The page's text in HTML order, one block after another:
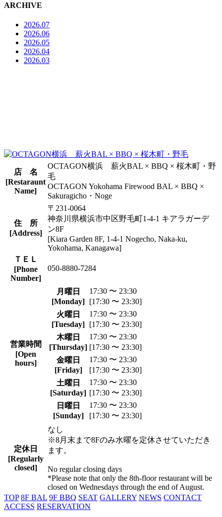
ARCHIVE
2026.07
2026.06
2026.05
2026.04
2026.03
店 名
[Restaraunt
Name]
OCTAGON横浜 薪火BAL × BBQ × 桜木町・野
毛
OCTAGON Yokohama Firewood BAL × BBQ ×
Sakuragicho・Noge
住 所
[Address]
〒231-0064
神奈川県横浜市中区野毛町1-4-1 キアラガーデ
ン8F
[Kiara Garden 8F, 1-4-1 Nogecho, Naka-ku,
Yokohama, Kanagawa]
ＴＥＬ
[Phone
Number]
050-8880-7284
営業時間
[Open
hours]
月曜日
[Monday]
17:30 〜 23:30
[17:30 〜 23:30]
火曜日
[Tuesday]
17:30 〜 23:30
[17:30 〜 23:30]
木曜日
[Thursday]
17:30 〜 23:30
[17:30 〜 23:30]
金曜日
[Friday]
17:30 〜 23:30
[17:30 〜 23:30]
土曜日
[Saturday]
17:30 〜 23:30
[17:30 〜 23:30]
日曜日
[Sunday]
17:30 〜 23:30
[17:30 〜 23:30]
定休日
[Regularly
closed]
なし
※8月末まで8Fのみ水曜を定休させていただき
ます。
No regular closing days
*Please note that only the 8th-floor restaurant will be
closed on Wednesdays through the end of August.
TOP 8F BAL 9F BBQ SEAT GALLERY NEWS CONTACT
ACCESS RESERVATION